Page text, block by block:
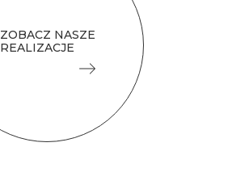
ZOBACZ NASZE
REALIZACJE